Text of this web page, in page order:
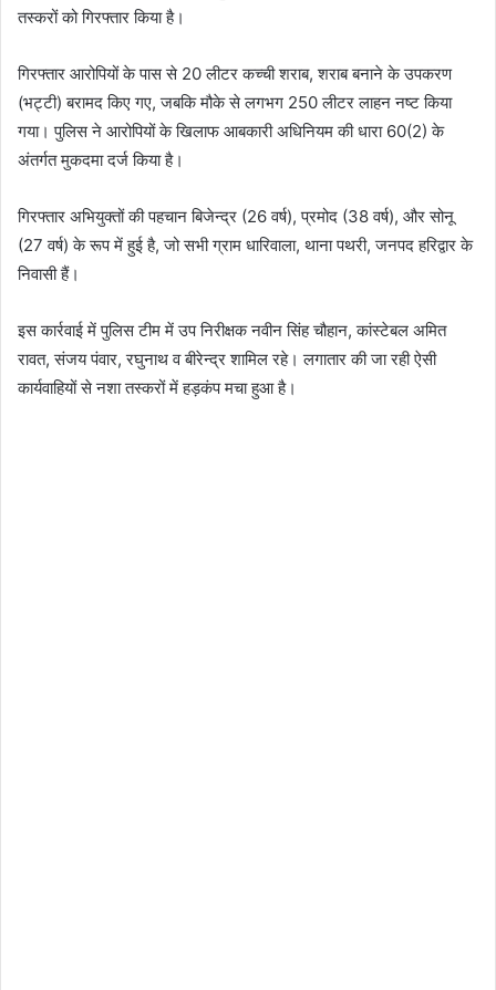
तस्करों को गिरफ्तार किया है।
गिरफ्तार आरोपियों के पास से 20 लीटर कच्ची शराब, शराब बनाने के उपकरण
(भट्टी) बरामद किए गए, जबकि मौके से लगभग 250 लीटर लाहन नष्ट किया
गया। पुलिस ने आरोपियों के खिलाफ आबकारी अधिनियम की धारा 60(2) के
अंतर्गत मुकदमा दर्ज किया है।
गिरफ्तार अभियुक्तों की पहचान बिजेन्द्र (26 वर्ष), प्रमोद (38 वर्ष), और सोनू
(27 वर्ष) के रूप में हुई है, जो सभी ग्राम धारिवाला, थाना पथरी, जनपद हरिद्वार के
निवासी हैं।
इस कार्रवाई में पुलिस टीम में उप निरीक्षक नवीन सिंह चौहान, कांस्टेबल अमित
रावत, संजय पंवार, रघुनाथ व बीरेन्द्र शामिल रहे। लगातार की जा रही ऐसी
कार्यवाहियों से नशा तस्करों में हड़कंप मचा हुआ है।